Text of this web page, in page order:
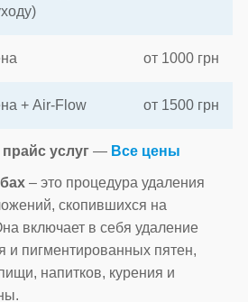
от 1000 грн
+ Air-Flow от 1500 грн
услуг — Все цены
– это процедура удаления
скопившихся на
включает в себя удаление
и пигментированных пятен,
напитков, курения и